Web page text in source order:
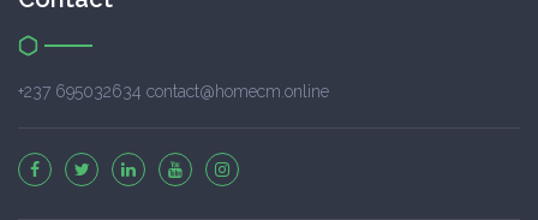
+237 695032634 contact@homecm.online